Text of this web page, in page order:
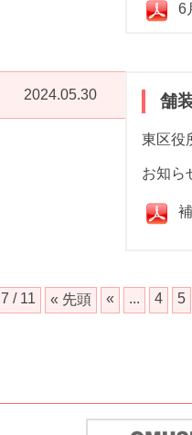
6
2024.05.30 舗
東区役
お知ら
7 / 11 « 先頭 « ... 4 5